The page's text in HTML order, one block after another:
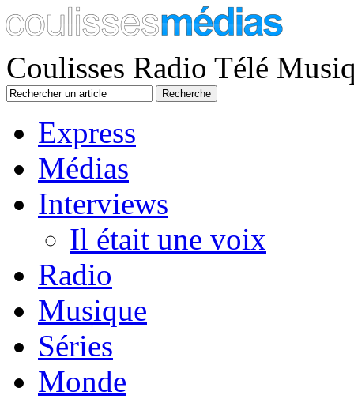
Coulisses Radio Télé
Express
Médias
Interviews
Il était une voix
Radio
Musique
Séries
Monde